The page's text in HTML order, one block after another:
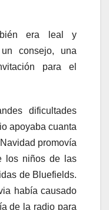
era leal y
consejo, una
para el
dificultades
apoyaba cuanta
promovía
los niños de las
de Bluefields.
había causado
de la radio para